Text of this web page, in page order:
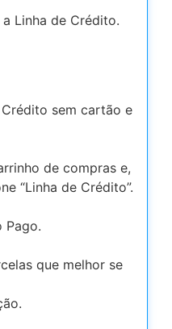
Linha de Crédito.
sem cartão e
de compras e,
“Linha de Crédito”.
Pago.
que melhor se